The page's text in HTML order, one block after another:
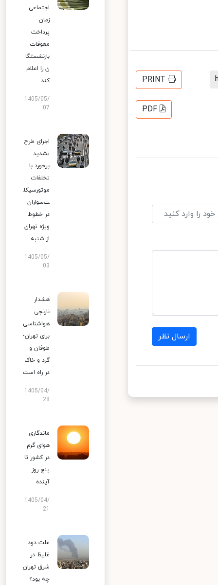
PRINT
PDF
ارسال نظر
اجتماعی
زمان
پرداخت
معوقات
بازنشستگا
ن را اعلام
کند
1405/05/
07
اجرای طرح
تشدید
برخورد با
تخلفات
موتورسیکل
ت‌سواران
در خطوط
ویژه تهران
از شنبه
1405/05/
03
هشدار
نارنجی
هواشناسی
برای تهران؛
طوفان و
گرد و خاک
در راه است
1405/04/
28
ماندگاری
هوای گرم
در کشور تا
پنج روز
آینده
1405/04/
علت دود
غلیظ در
شرق تهران
چه بود؟